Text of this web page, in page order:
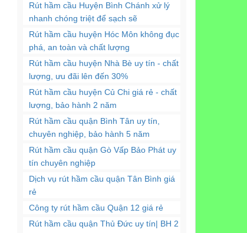
Rút hầm cầu Huyện Bình Chánh xử lý
nhanh chóng triệt để sạch sẽ
Rút hầm cầu huyện Hóc Môn không đục
phá, an toàn và chất lượng
Rút hầm cầu huyện Nhà Bè uy tín - chất
lượng, ưu đãi lên đến 30%
Rút hầm cầu huyện Củ Chi giá rẻ - chất
lượng, bảo hành 2 năm
Rút hầm cầu quận Bình Tân uy tín,
chuyên nghiệp, bảo hành 5 năm
Rút hầm cầu quận Gò Vấp Bảo Phát uy
tín chuyên nghiệp
Dịch vụ rút hầm cầu quận Tân Bình giá
rẻ
Công ty rút hầm cầu Quận 12 giá rẻ
Rút hầm cầu quận Thủ Đức uy tín| BH 2